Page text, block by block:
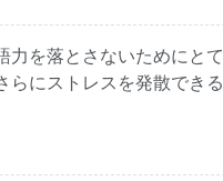
力を落とさないためにと
にストレスを発散できる